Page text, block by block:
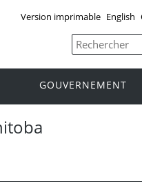
Version imprimable English
GOUVERNEMENT